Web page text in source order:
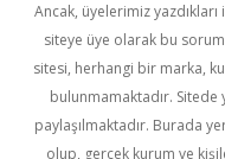
Ancak, üyelerimiz
siteye üye olarak bu
sitesi, herhangi bir marka,
bulunmamaktadır. Sitede
paylaşılmaktadır. Burada
olup, gerçek kurum ve